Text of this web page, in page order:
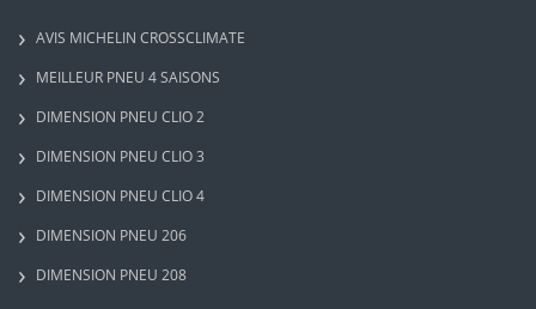
AVIS MICHELIN CROSSCLIMATE
MEILLEUR PNEU 4 SAISONS
DIMENSION PNEU CLIO 2
DIMENSION PNEU CLIO 3
DIMENSION PNEU CLIO 4
DIMENSION PNEU 206
DIMENSION PNEU 208